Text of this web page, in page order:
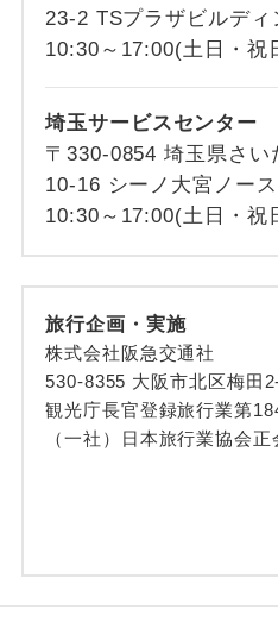
23-2 TSプラザビルディ
10:30～17:00(土日・祝
埼玉サービスセンター
〒330-0854 埼玉県さ
10-16 シーノ大宮ノー
10:30～17:00(土日・祝
旅行企画・実施
株式会社阪急交通社
530-8355 大阪市北区梅田
観光庁長官登録旅行業第
（一社）日本旅行業協会正